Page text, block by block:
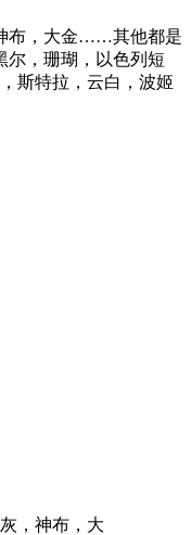
布，大金……其他都是
尔，珊瑚，以色列短
斯特拉，云白，波姬
，神布，大